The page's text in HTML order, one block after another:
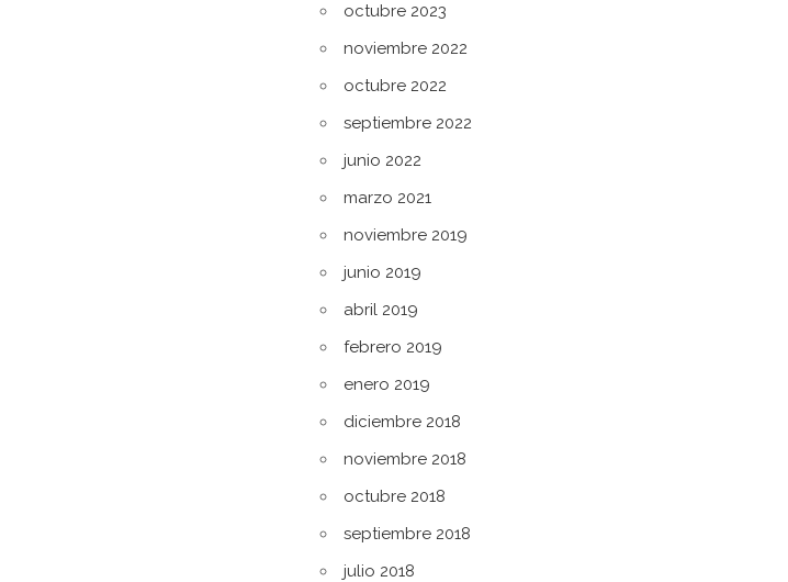
octubre 2023
noviembre 2022
octubre 2022
septiembre 2022
junio 2022
marzo 2021
noviembre 2019
junio 2019
abril 2019
febrero 2019
enero 2019
diciembre 2018
noviembre 2018
octubre 2018
septiembre 2018
julio 2018